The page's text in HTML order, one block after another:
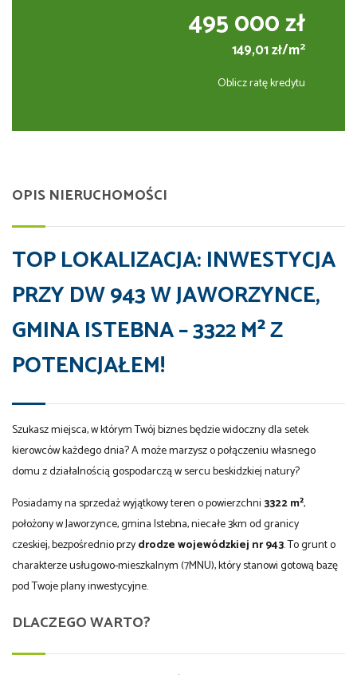
495 000 zł
149,01 zł/m2
Oblicz ratę kredytu
OPIS NIERUCHOMOŚCI
TOP LOKALIZACJA: INWESTYCJA
PRZY DW 943 W JAWORZYNCE,
GMINA ISTEBNA – 3322 M² Z
POTENCJAŁEM!
Szukasz miejsca, w którym Twój biznes będzie widoczny dla setek
kierowców każdego dnia? A może marzysz o połączeniu własnego
domu z działalnością gospodarczą w sercu beskidzkiej natury?
Posiadamy na sprzedaż wyjątkowy teren o powierzchni3322 m²,
położony w Jaworzynce, gmina Istebna, niecałe 3km od granicy
czeskiej, bezpośrednio przydrodze wojewódzkiej nr 943. To grunt o
charakterze usługowo-mieszkalnym (7MNU), który stanowi gotową bazę
pod Twoje plany inwestycyjne.
DLACZEGO WARTO?